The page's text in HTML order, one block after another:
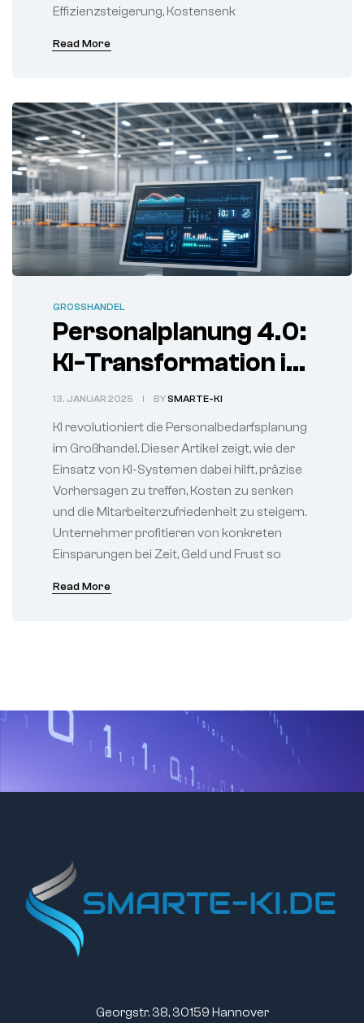
Effizienzsteigerung, Kostensenk
Read More
GROSSHANDEL
Personalplanung 4.0:
KI-Transformation im
Großhandel
13. JANUAR 2025 BYSMARTE-KI
KI revolutioniert die Personalbedarfsplanung
im Großhandel. Dieser Artikel zeigt, wie der
Einsatz von KI-Systemen dabei hilft, präzise
Vorhersagen zu treffen, Kosten zu senken
und die Mitarbeiterzufriedenheit zu steigern.
Unternehmer profitieren von konkreten
Einsparungen bei Zeit, Geld und Frust so
Read More
Georgstr. 38, 30159 Hannover